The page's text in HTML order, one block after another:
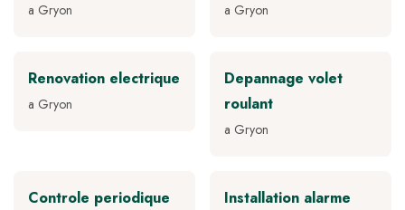
a Gryon a Gryon
Renovation electrique
a Gryon
Depannage volet
roulant
a Gryon
Controle periodique
Installation alarme